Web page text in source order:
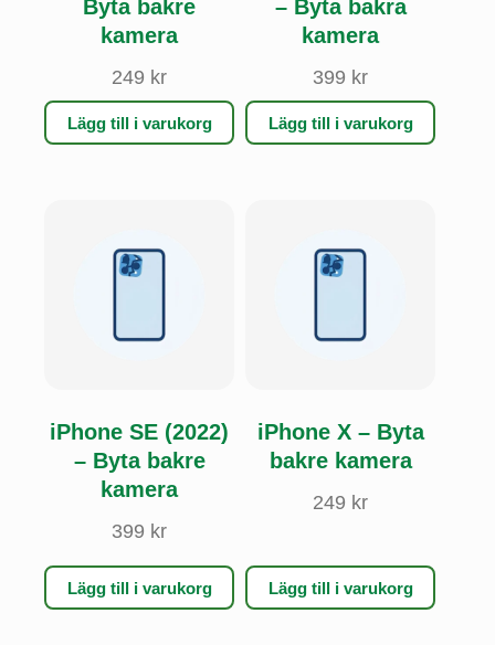
Byta bakre
kamera
249 kr
Lägg till i varukorg
– Byta bakra
kamera
399 kr
Lägg till i varukorg
iPhone SE (2022)
– Byta bakre
kamera
399 kr
Lägg till i varukorg
iPhone X – Byta
bakre kamera
249 kr
Lägg till i varukorg